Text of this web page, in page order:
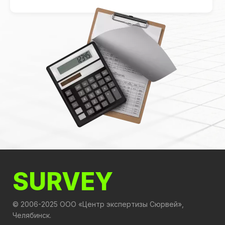
SURVEY
© 2006-2025 ООО «Центр экспертизы Сюрвей»,
Челябинск.